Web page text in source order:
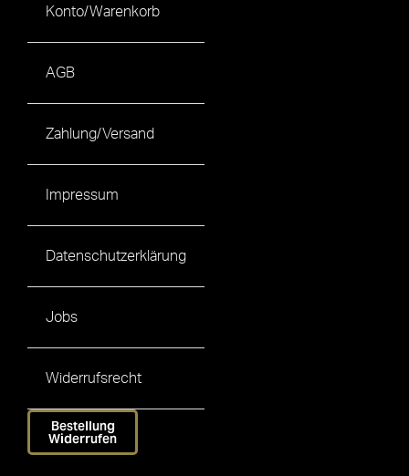
Konto/Warenkorb
AGB
Zahlung/Versand
Impressum
Datenschutzerklärung
Jobs
Widerrufsrecht
Bestellung
Widerrufen